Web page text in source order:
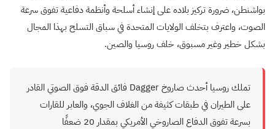
بواشنطن، ضرورة تركيز بلاده على إنشاء أسلحة وأنظمة دفاعية تفوق سرعة
الصوت، واعترف بتخلف الولايات المتحدة في سباق التسلح بهذا المجال
بشكل خطير وغير مسبوق، خلف روسيا والصين.
تملك روسيا أحدث صاروخDagger فائق الدقة فوق الصوتي القادر
على الطيران في طبقات كثيفة من الغلاف الجوي، والعابر للقارات
بسرعة تفوق الدفاع الصاروخي الأمريكي بمقدار 20 ضعفًا